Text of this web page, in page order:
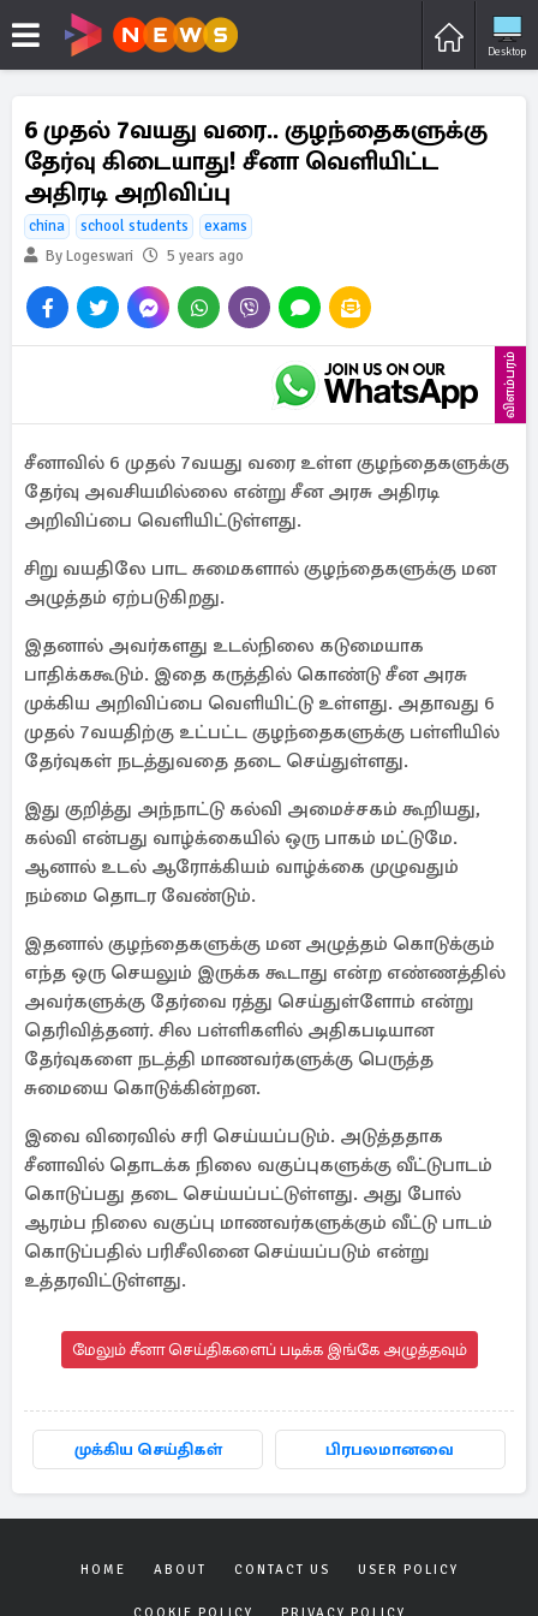
Desktop
6 முதல் 7வயது வரை.. குழந்தைகளுக்கு
தேர்வு கிடையாது! சீனா வெளியிட்ட
அதிரடி அறிவிப்பு
china school students
exams
By Logeswari
5 years ago
விளம்பரம்
சீனாவில் 6 முதல் 7வயது வரை உள்ள குழந்தைகளுக்கு
தேர்வு அவசியமில்லை என்று சீன அரசு அதிரடி
அறிவிப்பை வெளியிட்டுள்ளது.
சிறு வயதிலே பாட சுமைகளால் குழந்தைகளுக்கு மன
அழுத்தம் ஏற்படுகிறது.
இதனால் அவர்களது உடல்நிலை கடுமையாக
பாதிக்ககூடும். இதை கருத்தில் கொண்டு சீன அரசு
முக்கிய அறிவிப்பை வெளியிட்டு உள்ளது. அதாவது 6
முதல் 7வயதிற்கு உட்பட்ட குழந்தைகளுக்கு பள்ளியில்
தேர்வுகள் நடத்துவதை தடை செய்துள்ளது.
இது குறித்து அந்நாட்டு கல்வி அமைச்சகம் கூறியது,
கல்வி என்பது வாழ்க்கையில் ஒரு பாகம் மட்டுமே.
ஆனால் உடல் ஆரோக்கியம் வாழ்க்கை முழுவதும்
நம்மை தொடர வேண்டும்.
இதனால் குழந்தைகளுக்கு மன அழுத்தம் கொடுக்கும்
எந்த ஒரு செயலும் இருக்க கூடாது என்ற எண்ணத்தில்
அவர்களுக்கு தேர்வை ரத்து செய்துள்ளோம் என்று
தெரிவித்தனர். சில பள்ளிகளில் அதிகபடியான
தேர்வுகளை நடத்தி மாணவர்களுக்கு பெருத்த
சுமையை கொடுக்கின்றன.
இவை விரைவில் சரி செய்யப்படும். அடுத்ததாக
சீனாவில் தொடக்க நிலை வகுப்புகளுக்கு வீட்டுபாடம்
கொடுப்பது தடை செய்யப்பட்டுள்ளது. அது போல்
ஆரம்ப நிலை வகுப்பு மாணவர்களுக்கும் வீட்டு பாடம்
கொடுப்பதில் பரிசீலினை செய்யப்படும் என்று
உத்தரவிட்டுள்ளது.
மேலும் சீனா செய்திகளைப் படிக்க இங்கே அழுத்தவும்
முக்கிய செய்திகள் பிரபலமானவை
HOME ABOUT CONTACT US USER POLICY